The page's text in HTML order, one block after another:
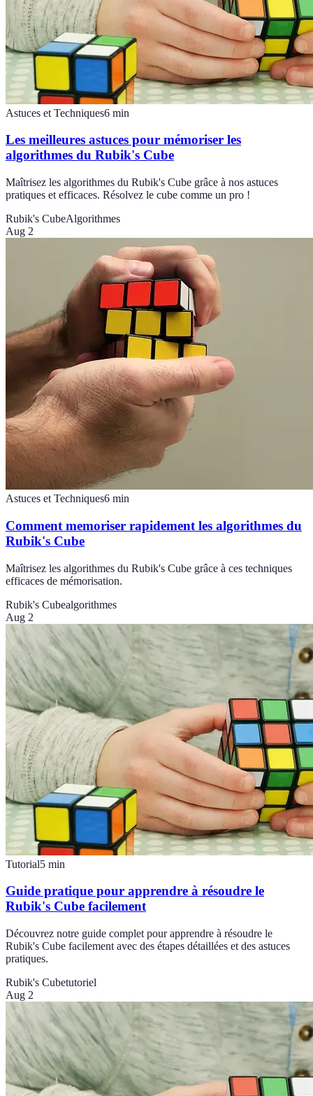
Astuces et Techniques6 min
Les meilleures astuces pour mémoriser les
algorithmes du Rubik's Cube
Maîtrisez les algorithmes du Rubik's Cube grâce à nos astuces
pratiques et efficaces. Résolvez le cube comme un pro !
Rubik's CubeAlgorithmes
Aug 2
Astuces et Techniques6 min
Comment memoriser rapidement les algorithmes du
Rubik's Cube
Maîtrisez les algorithmes du Rubik's Cube grâce à ces techniques
efficaces de mémorisation.
Rubik's Cubealgorithmes
Aug 2
Tutorial5 min
Guide pratique pour apprendre à résoudre le
Rubik's Cube facilement
Découvrez notre guide complet pour apprendre à résoudre le
Rubik's Cube facilement avec des étapes détaillées et des astuces
pratiques.
Rubik's Cubetutoriel
Aug 2